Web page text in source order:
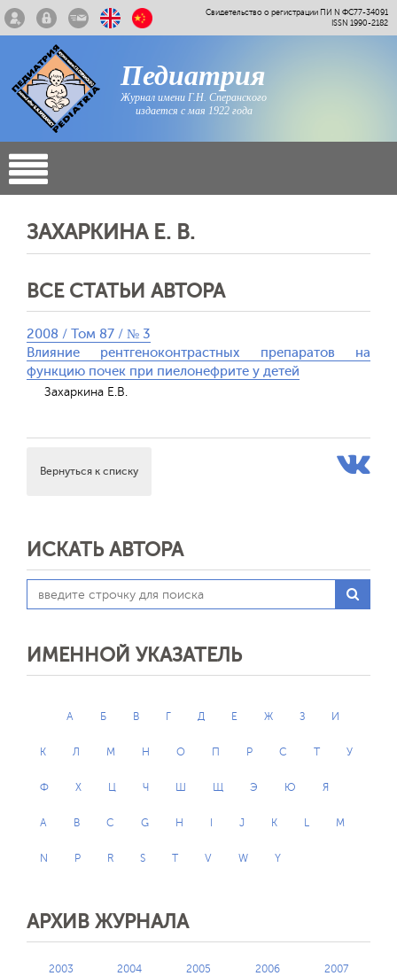
Свидетельство о регистрации ПИ N ФС77-34091
ISSN 1990-2182
Педиатрия
Журнал имени Г.Н. Сперанского
издается с мая 1922 года
ЗАХАРКИНА Е. В.
ВСЕ СТАТЬИ АВТОРА
2008 / Том 87 / № 3
Влияние рентгеноконтрастных препаратов на
функцию почек при пиелонефрите у детей
Захаркина Е.В.
Вернуться к списку
ИСКАТЬ АВТОРА
ИМЕННОЙ УКАЗАТЕЛЬ
А Б В Г Д Е Ж З И
К Л М Н О П Р С Т У
Ф Х Ц Ч Ш Щ Э Ю Я
A B C G H J K L M
N P R S T V W Y
АРХИВ ЖУРНАЛА
2003 2004 2005 2006 2007